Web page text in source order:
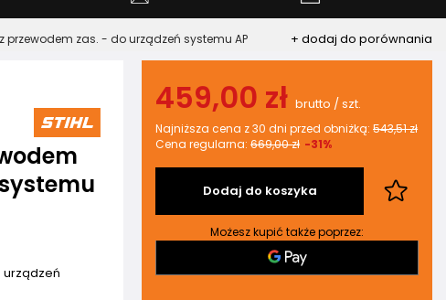
przewodem zas. - do urządzeń systemu AP + dodaj do porównania
urządzeń
459,00 zł brutto /szt.
Najniższa cena z 30 dni przed obniżką:543,51 zł
Cena regularna:669,00 zł -31%
Dodaj do koszyka
Możesz kupić także poprzez: